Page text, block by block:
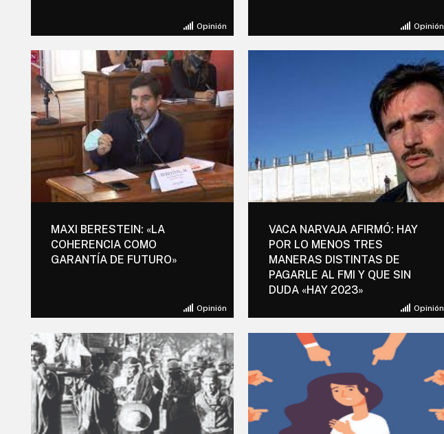
Opinión Opinión
Opinión
MAXI BERESTEIN: «LA
COHERENCIA COMO
GARANTÍA DE FUTURO»
Opinión
VACA NARVAJA AFIRMÓ: HAY
POR LO MENOS TRES
MANERAS DISTINTAS DE
PAGARLE AL FMI Y QUE SIN
DUDA «HAY 2023»